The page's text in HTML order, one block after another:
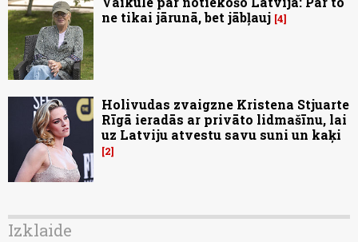
ne tikai jārunā, bet jābļauj 4
Holivudas zvaigzne Kristena Stjuarte
Rīgā ieradās ar privāto lidmašīnu, lai
uz Latviju atvestu savu suni un kaķi
2
Izklaide